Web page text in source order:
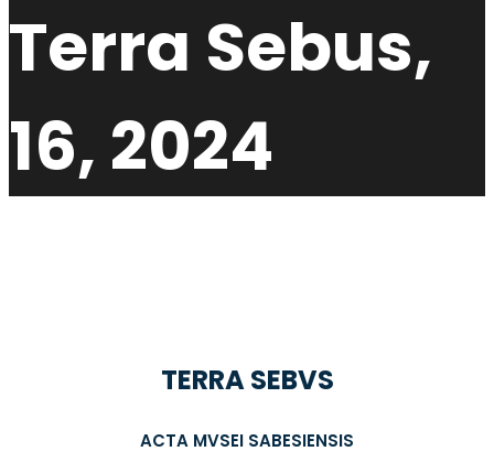
Terra Sebus,
16, 2024
TERRA SEBVS
ACTA MVSEI SABESIENSIS